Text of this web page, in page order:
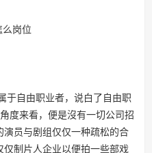
岗位
自由职业者，说白了自由职
度来看，便是沒有一切公司招
员与剧组仅仅一种疏松的合
制片人企业以便拍一些部戏